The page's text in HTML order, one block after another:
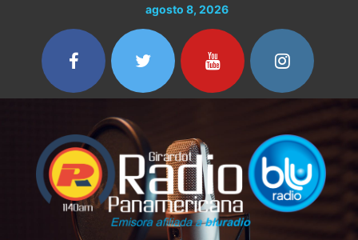
contenido
agosto 8, 2026